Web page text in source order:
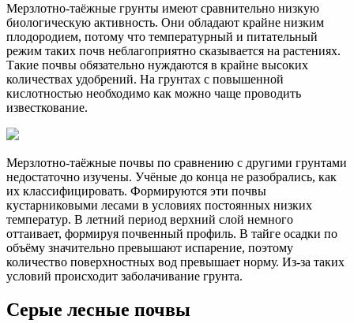
Мерзлотно-таёжные грунты имеют сравнительно низкую
биологическую активность. Они обладают крайне низким
плодородием, потому что температурный и питательный
режим таких почв неблагоприятно сказывается на растениях.
Такие почвы обязательно нуждаются в крайне высоких
количествах удобрений. На грунтах с повышенной
кислотностью необходимо как можно чаще проводить
известкование.
Мерзлотно-таёжные почвы по сравнению с другими грунтами
недостаточно изучены. Учёные до конца не разобрались, как
их классифицировать. Формируются эти почвы
кустарниковыми лесами в условиях постоянных низких
температур. В летний период верхний слой немного
оттаивает, формируя почвенный профиль. В тайге осадки по
объёму значительно превышают испарение, поэтому
количество поверхностных вод превышает норму. Из-за таких
условий происходит заболачивание грунта.
Серые лесные почвы